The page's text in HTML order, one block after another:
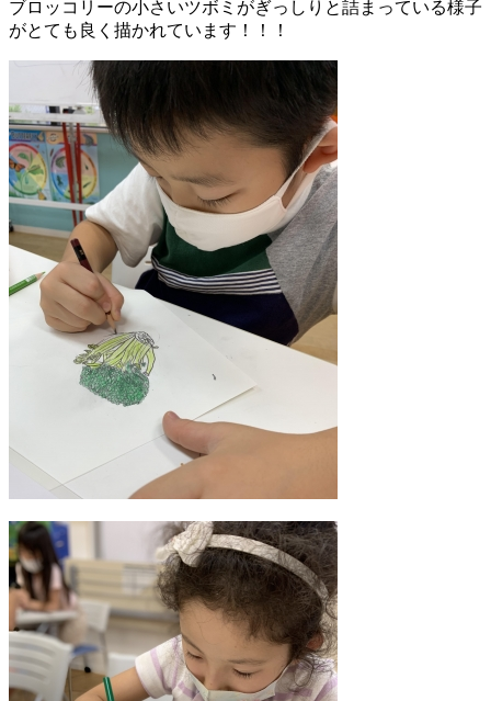
ブロッコリーの小さいツボミがぎっしりと詰まっている様子
がとても良く描かれています！！！